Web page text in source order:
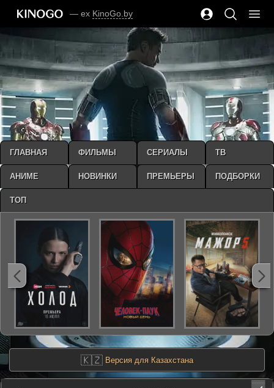
— ex KinoGo.by
🇰🇿 Версия для Казахстана
ГЛАВНАЯ ФИЛЬМЫ СЕРИАЛЫ ТВ
АНИМЕ НОВИНКИ ПРЕМЬЕРЫ ПОДБОРКИ
ТОП